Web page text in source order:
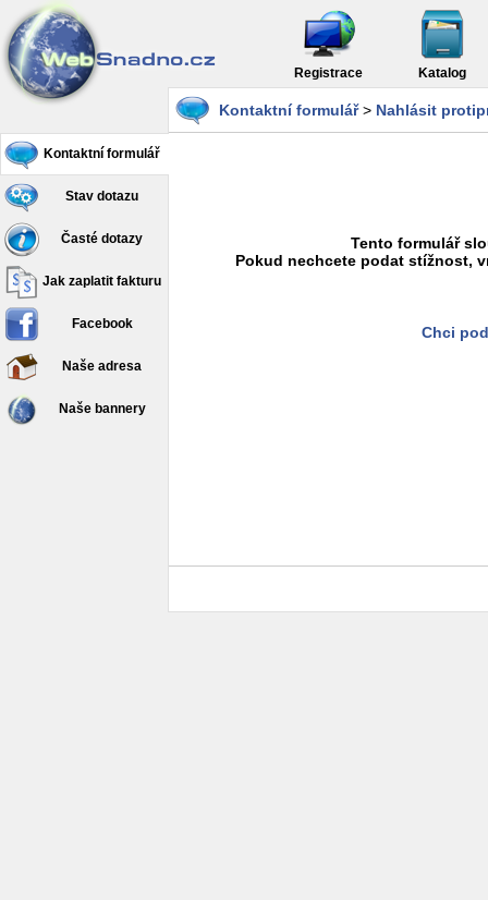
Registrace Katalog
Kontaktní formulář
Stav dotazu
Časté dotazy
Jak zaplatit fakturu
Facebook
Naše adresa
Naše bannery
Kontaktní formulář> Nahlásit
Tento formulář
Pokud nechcete podat stížnost,
Chci